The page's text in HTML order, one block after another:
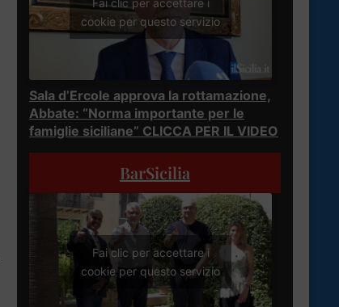
cookie per questo servizio
Sala d’Ercole approva la rottamazione,
Abbate: “Norma importante per le
famiglie siciliane” CLICCA PER IL VIDEO
BarSicilia
Fai clic per accettare i
cookie per questo servizio